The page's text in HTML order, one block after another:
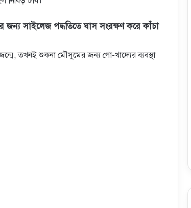
সাইলেজ পদ্ধতিতে ঘাস সংরক্ষণ করে কাঁচা
তখনই শুকনা মৌসুমের জন্য গো-খাদ্যের ব্যবস্থা